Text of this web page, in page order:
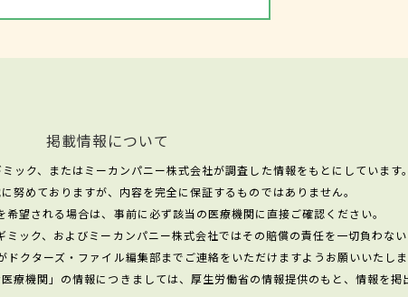
掲載情報について
ック、またはミーカンパニー株式会社が調査した情報をもとにしています。
努めておりますが、内容を完全に保証するものではありません。
望される場合は、事前に必ず該当の医療機関に直接ご確認ください。
ック、およびミーカンパニー株式会社ではその賠償の責任を一切負わない
クターズ・ファイル編集部までご連絡をいただけますようお願いいたしま
療機関」の情報につきましては、厚生労働省の情報提供のもと、情報を掲